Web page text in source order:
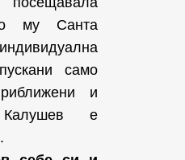
му Санта
само
и
Калушев е